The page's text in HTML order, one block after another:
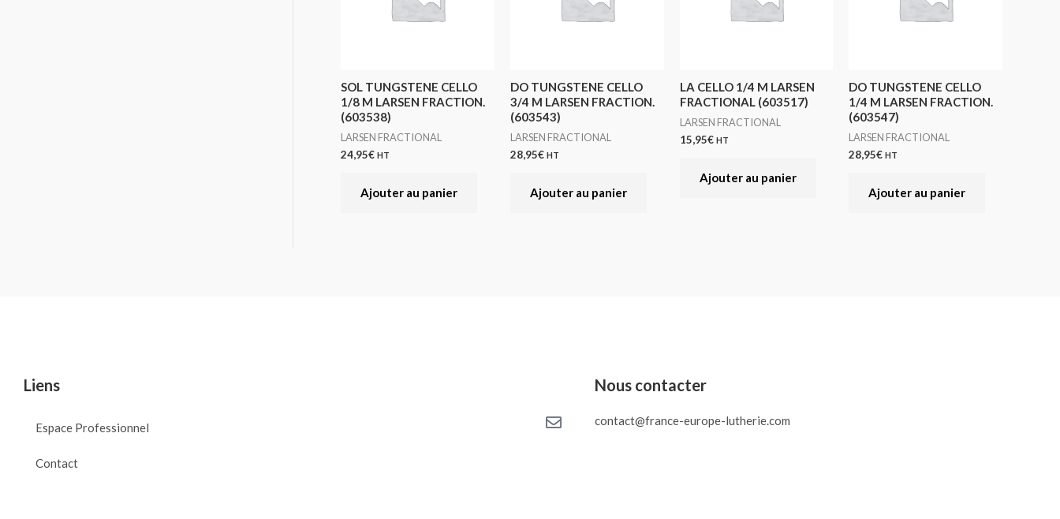
SOL TUNGSTENE CELLO
1/8 M LARSEN FRACTION.
(603538)
LARSEN FRACTIONAL
24,95€ HT
Ajouter au panier
DO TUNGSTENE CELLO
3/4 M LARSEN FRACTION.
(603543)
LARSEN FRACTIONAL
28,95€ HT
Ajouter au panier
LA CELLO 1/4 M LARSEN
FRACTIONAL (603517)
LARSEN FRACTIONAL
15,95€ HT
Ajouter au panier
DO TUNGSTENE CELLO
1/4 M LARSEN FRACTION.
(603547)
LARSEN FRACTIONAL
28,95€ HT
Ajouter au panier
Liens
Espace Professionnel
Contact
Nous contacter
contact@france-europe-lutherie.com